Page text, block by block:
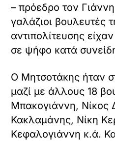
– πρόεδρο τον
γαλάζιοι βουλευτές
αντιπολίτευσης
σε ψήφο κατά
Ο Μητσοτάκης ήταν
μαζί με άλλους 18
Μπακογιάννη, Νίκος
Κακλαμάνης, Νίκη
Κεφαλογιάννη κ.ά.